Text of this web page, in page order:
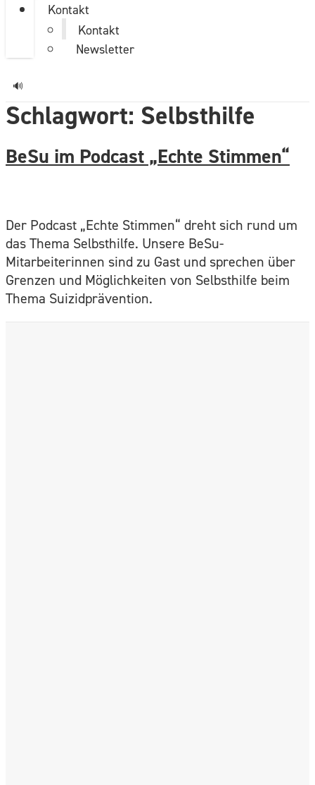
Kontakt
Kontakt
Newsletter
🔊
Schlagwort: Selbsthilfe
BeSu im Podcast „Echte Stimmen“
Der Podcast „Echte Stimmen“ dreht sich rund um
das Thema Selbsthilfe. Unsere BeSu-
Mitarbeiterinnen sind zu Gast und sprechen über
Grenzen und Möglichkeiten von Selbsthilfe beim
Thema Suizidprävention.